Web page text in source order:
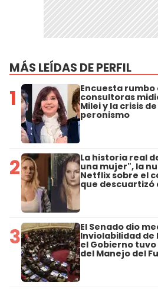
MÁS LEÍDAS DE PERFIL
1 Encuesta rumbo
consultoras
Milei y la crisis
peronismo
2 La historia real
una mujer", la
Netflix sobre el
que descuartizó
3 El Senado dio
Inviolabilidad de
el Gobierno tuvo
del Manejo del